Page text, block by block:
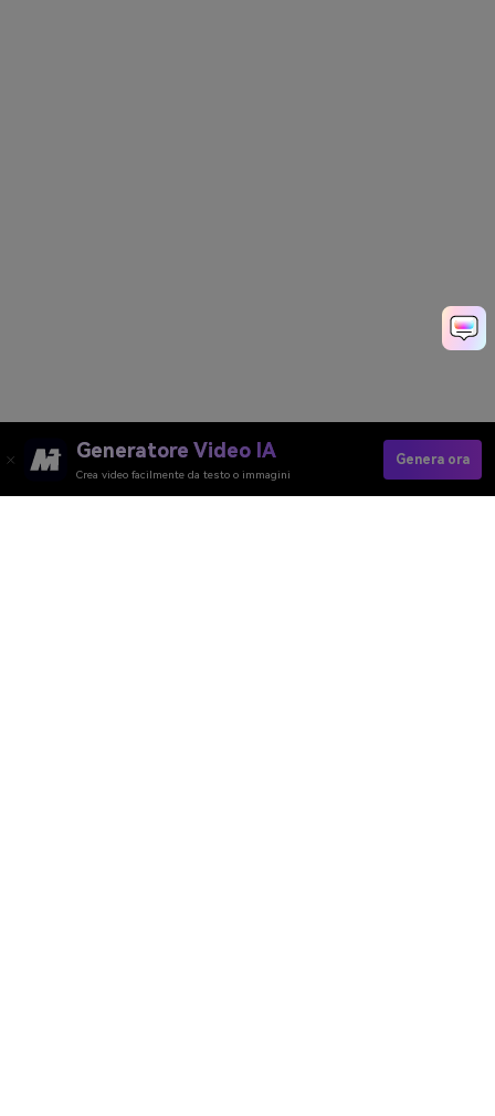
Generatore Video IA
Crea video facilmente da testo o immagini
Genera ora